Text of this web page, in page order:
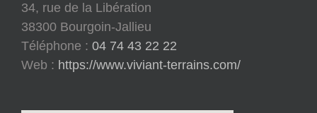
34, rue de la Libération
38300 Bourgoin-Jallieu
Téléphone : 04 74 43 22 22
Web : https://www.viviant-terrains.com/